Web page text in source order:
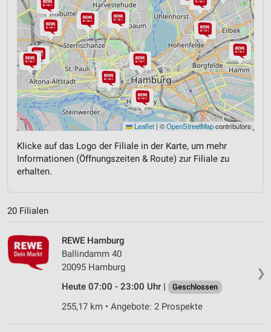
Leaflet | ©OpenStreetMapcontributors
Klicke auf das Logo der Filiale in der Karte, um mehr
Informationen (Öffnungszeiten & Route) zur Filiale zu
erhalten.
20 Filialen
❯
REWE Hamburg
Ballindamm 40
20095 Hamburg
Heute 07:00 - 23:00 Uhr |
Geschlossen
255,17 km • Angebote: 2 Prospekte